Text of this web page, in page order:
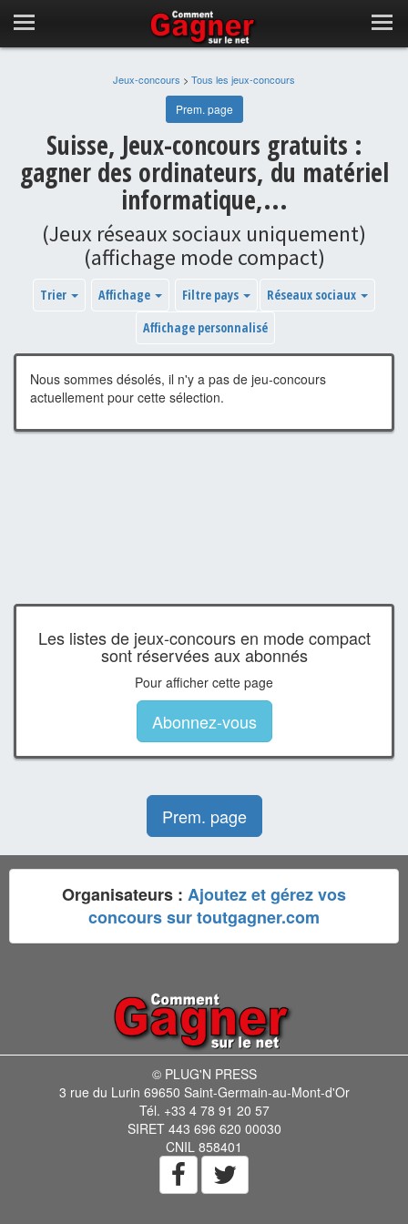
Jeux-concours > Tous les jeux-concours
Prem. page
Suisse, Jeux-concours gratuits :
gagner des ordinateurs, du matériel
informatique,...
(Jeux réseaux sociaux uniquement)
(affichage mode compact)
Trier Affichage Filtre pays
Réseaux sociaux
Affichage personnalisé
Nous sommes désolés, il n'y a pas de jeu-concours
actuellement pour cette sélection.
Les listes de jeux-concours en mode compact
sont réservées aux abonnés
Pour afficher cette page
Abonnez-vous
Prem. page
Organisateurs : Ajoutez et gérez vos
concours sur toutgagner.com
© PLUG'N PRESS
3 rue du Lurin 69650 Saint-Germain-au-Mont-d'Or
Tél. +33 4 78 91 20 57
SIRET 443 696 620 00030
CNIL 858401